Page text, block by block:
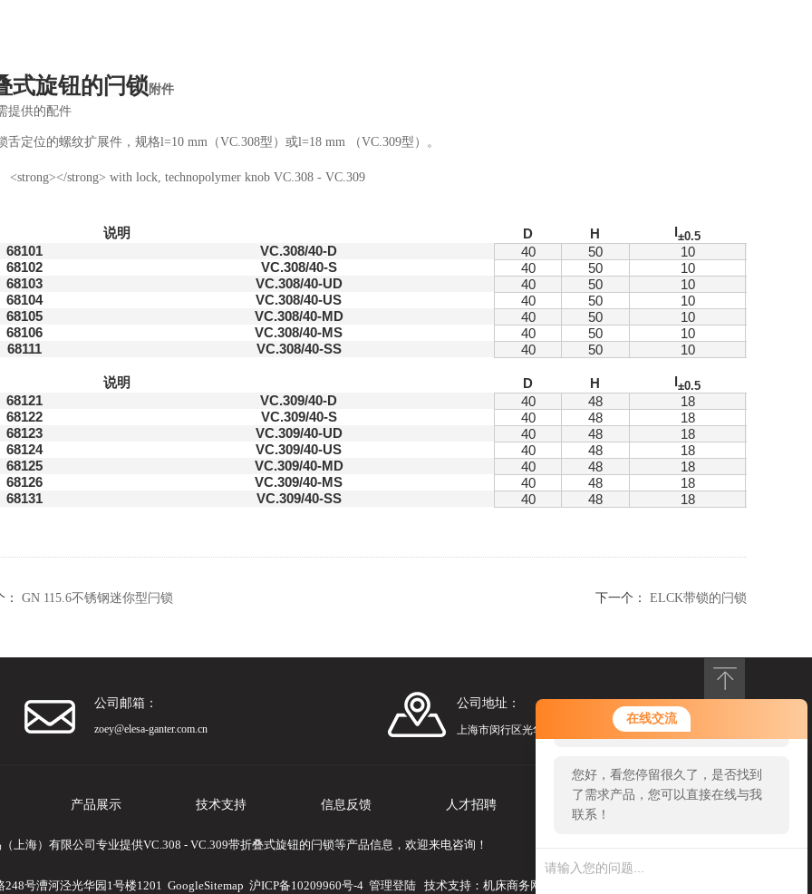
在线交流
您好！欢迎前来咨询，很高兴为您
服务，请问您要咨询什么问题呢？
您好，看您停留很久了，是否找到
了需求产品，您可以直接在线与我
联系！
式旋钮的闩锁附件
提供的配件
舌定位的螺纹扩展件，规格l=10 mm（VC.308型）或l=18 mm （VC.309型）。
说明 D H l±0.5
68101 VC.308/40-D 40 50 10
68102
VC.308/40-S 40 50 10
68103
VC.308/40-UD 40 50 10
68104
VC.308/40-US 40 50 10
68105
VC.308/40-MD 40 50 10
68106
VC.308/40-MS 40 50 10
68111
VC.308/40-SS 40 50 10
说明 D H l±0.5
68121 VC.309/40-D 40 48 18
68122
VC.309/40-S 40 48 18
68123
VC.309/40-UD 40 48 18
68124
VC.309/40-US 40 48 18
68125
VC.309/40-MD 40 48 18
68126
VC.309/40-MS 40 48 18
68131
VC.309/40-SS 40 48 18
GN 115.6不锈钢迷你型闩锁 下一个： ELCK带锁的闩锁
公司邮箱：
zoey@elesa-ganter.com.cn
公司地址：
上海市闵行区光华路248号漕河泾光华园1号楼1201
产品展示 技术支持 信息反馈 人才招聘 联系我们
上海）有限公司专业提供VC.308 - VC.309带折叠式旋钮的闩锁等产品信息，欢迎来电咨询！
号漕河泾光华园1号楼1201 GoogleSitemap 沪ICP备10209960号-4 管理登陆 技术支持： 机床商务网